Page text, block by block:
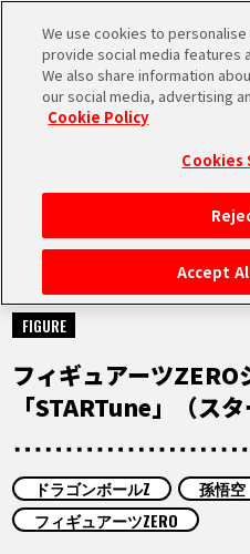
HOME
NEWS
RANKING
MOVIE
COLUMNS
NEWS
2026.06.29
FIGURE
フィギュアーツZERO
「STARTune」（ス
ドラゴンボールZ 孫悟空
フィギュアーツZERO
We use cookies to
provide social media features
We also share information
our social media, advertising
Cookie Policy
Cookies
Accept